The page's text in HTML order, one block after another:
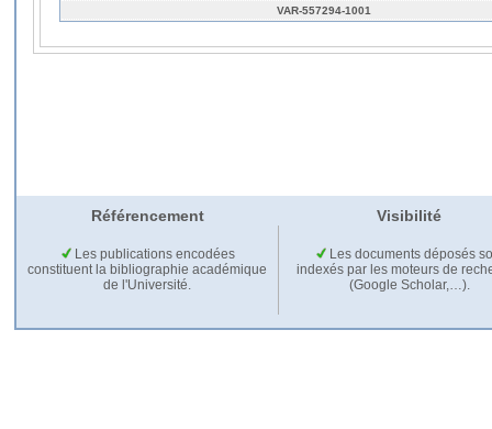
VAR-557294-1001
Référencement Visibilité
Les publications encodées
constituent la bibliographie académique
de l'Université.
Les documents déposés
indexés par les moteurs de
(Google Scholar,…).